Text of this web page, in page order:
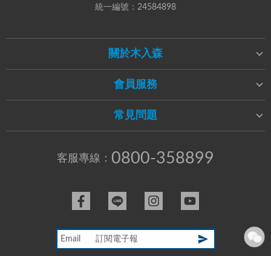
統一編號：24584898
關於木入森
會員服務
常見問題
客服專線： 0800-358899
Email